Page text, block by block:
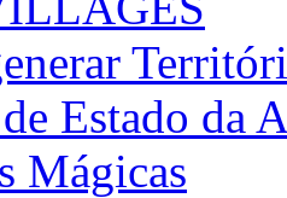
Estado da
Mágicas